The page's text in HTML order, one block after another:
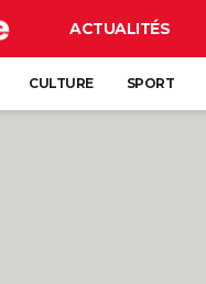
ACTUALITÉS
CULTURE SPORT